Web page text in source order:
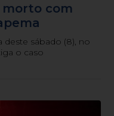
com
sábado (8), no
o caso